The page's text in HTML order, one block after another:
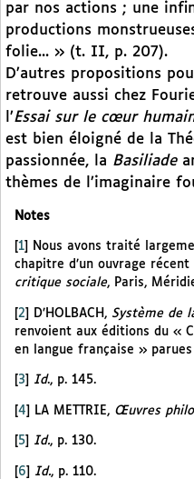
par nos actions ; une
productions
folie... » (t. II, p. 207).
D’autres propositions
retrouve aussi chez
l’Essai sur le cœur
est bien éloigné de la
passionnée, la Basiliade
thèmes de l’imaginaire
Notes
1
Nous avons traité
chapitre d’un ouvrage récent
critique sociale, Paris,
[2] D’HOLBACH, Système de
renvoient aux éditions du «
en langue française » parues
3 Id., p. 145.
[4] LA METTRIE, Œuvres
5 Id., p. 130.
[6] Id., p. 110.